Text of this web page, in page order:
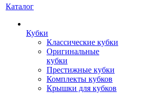
Каталог
Кубки
Классические кубки
Оригинальные
кубки
Престижные кубки
Комплекты кубков
Крышки для кубков